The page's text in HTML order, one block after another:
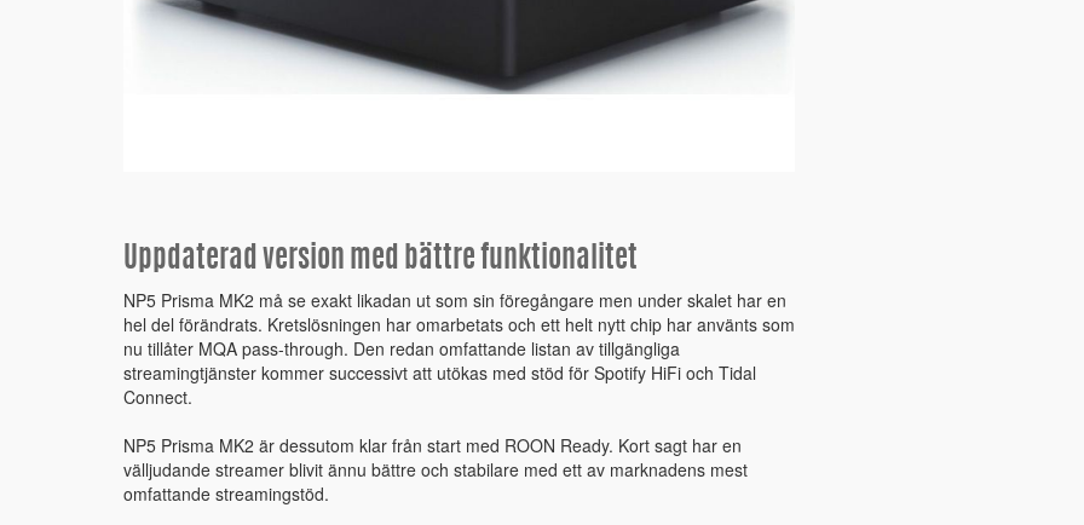
Uppdaterad version med bättre funktionalitet
NP5 Prisma MK2 må se exakt likadan ut som sin föregångare men under skalet har en
hel del förändrats. Kretslösningen har omarbetats och ett helt nytt chip har använts som
nu tillåter MQA pass-through. Den redan omfattande listan av tillgängliga
streamingtjänster kommer successivt att utökas med stöd för Spotify HiFi och Tidal
Connect.
NP5 Prisma MK2 är dessutom klar från start med ROON Ready. Kort sagt har en
välljudande streamer blivit ännu bättre och stabilare med ett av marknadens mest
omfattande streamingstöd.